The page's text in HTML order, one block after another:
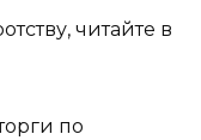
читайте в
по